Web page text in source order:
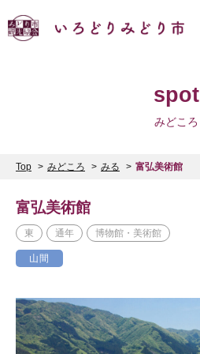
spot
みどころ
Top みどころ みる 富弘美術館
富弘美術館
東 通年 博物館・美術館
山間